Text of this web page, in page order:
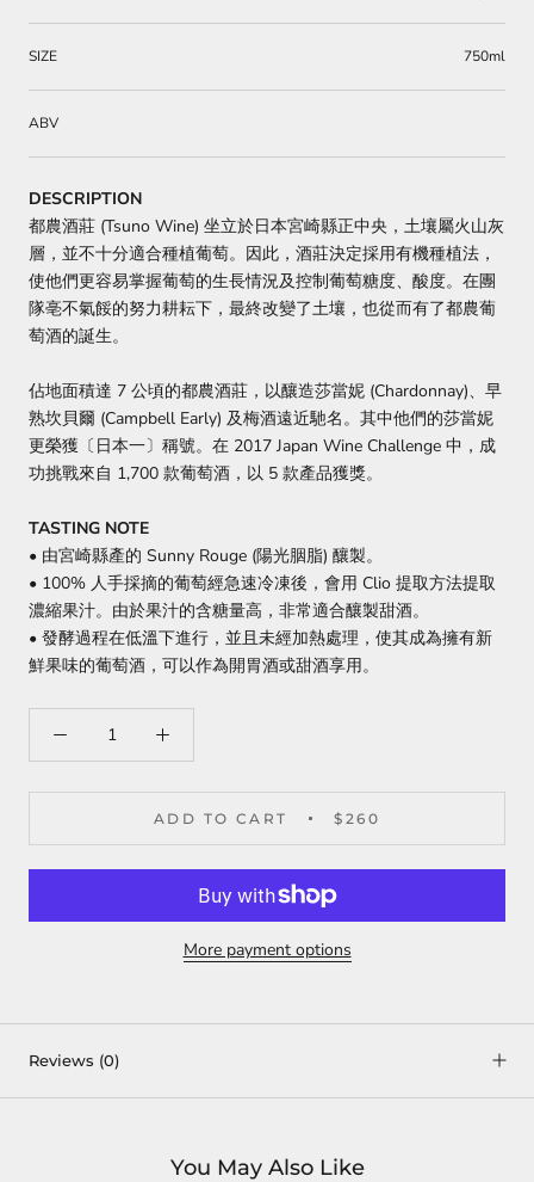
SIZE 750ml
ABV
DESCRIPTION
都農酒莊 (Tsuno Wine) 坐立於日本宮崎縣正中央，土壤屬火山灰
層，並不十分適合種植葡萄。因此，酒莊決定採用有機種植法，
使他們更容易掌握葡萄的生長情況及控制葡萄糖度、酸度。在團
隊亳不氣餒的努力耕耘下，最終改變了土壤，也從而有了都農葡
萄酒的誕生。
佔地面積達 7 公頃的都農酒莊，以釀造莎當妮 (Chardonnay)、早
熟坎貝爾 (Campbell Early) 及梅酒遠近馳名。其中他們的莎當妮
更榮獲〔日本一〕稱號。在 2017 Japan Wine Challenge 中，成
功挑戰來自 1,700 款葡萄酒，以 5 款產品獲獎。
TASTING NOTE
• 由宮崎縣產的 Sunny Rouge (陽光胭脂) 釀製。
• 100% 人手採摘的葡萄經急速冷凍後，會用 Clio 提取方法提取
濃縮果汁。由於果汁的含糖量高，非常適合釀製甜酒。
• 發酵過程在低溫下進行，並且未經加熱處理，使其成為擁有新
鮮果味的葡萄酒，可以作為開胃酒或甜酒享用。
ADD TO CART $260
More payment options
Reviews (0)
You May Also Like